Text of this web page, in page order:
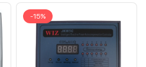
-15%